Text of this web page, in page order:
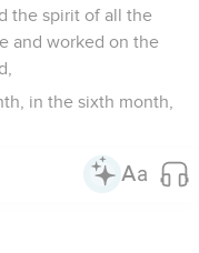
the spirit of all the
and worked on the
in the sixth month,